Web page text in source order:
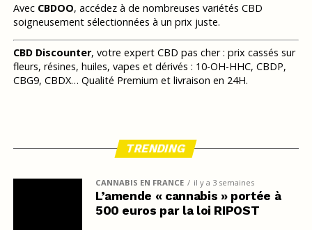
Avec CBDOO, accédez à de nombreuses variétés CBD
soigneusement sélectionnées à un prix juste.
CBD Discounter, votre expert CBD pas cher : prix cassés sur
fleurs, résines, huiles, vapes et dérivés : 10-OH-HHC, CBDP,
CBG9, CBDX… Qualité Premium et livraison en 24H.
TRENDING
CANNABIS EN FRANCE il y a 3 semaines
L’amende « cannabis » portée à
500 euros par la loi RIPOST